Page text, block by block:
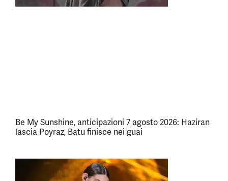
Be My Sunshine, anticipazioni 7 agosto 2026: Haziran
lascia Poyraz, Batu finisce nei guai